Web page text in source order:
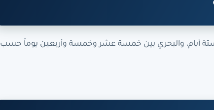
وستة أيام، والبحري بين خمسة عشر وخمسة وأربعين يوماً حسب